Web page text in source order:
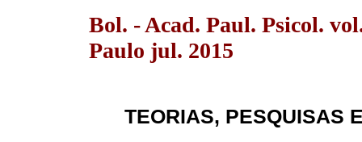
Bol. - Acad. Paul. Psicol.
Paulo jul. 2015
TEORIAS, PESQUISAS